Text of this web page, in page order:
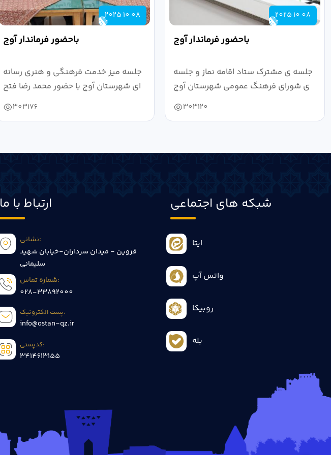
2025 10 08
باحضور فرماندار آوج
جلسه میز خدمت فرهنگی و هنری رسانه
ای شهرستان آوج با حضور محمد رضا فتح
خانی...
303176
2025 10 08
باحضور فرماندار آوج
جلسه ی مشترک ستاد اقامه نماز و جلسه
ی شورای فرهنگ عمومی شهرستان آوج
303120
ارتباط با ما
نشانی:
قزوین - میدان سرداران-خیابان شهید
سلیمانی
شماره تماس:
028-33892000
پست الکترونیک:
info@ostan-qz.ir
کدپستی:
3414613155
شبکه های اجتماعی
ایتا
واتس آپ
روبیکا
بله